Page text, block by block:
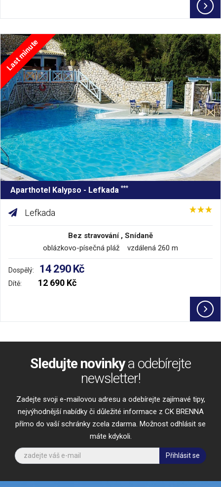
Last minute
Aparthotel Kalypso - Lefkada ***
Lefkada
Bez stravování , Snídaně
oblázkovo-písečná pláž vzdálená 260 m
Dospělý: 14 290 Kč
Dítě: 12 690 Kč
Sledujte novinkya odebírejte
newsletter!
Zadejte svoji e-mailovou adresu a odebírejte zajímavé tipy,
nejvýhodnější nabídky či důležité informace z CK BRENNA
přímo do vaší schránky zcela zdarma. Možnost odhlásit se
máte kdykoli.
Přihlásit se